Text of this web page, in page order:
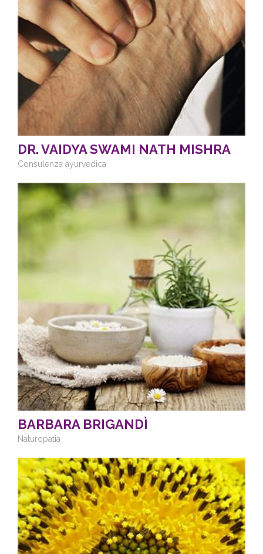
DR. VAIDYA SWAMI NATH MISHRA
Consulenza ayurvedica
BARBARA BRIGANDÌ
Naturopatia